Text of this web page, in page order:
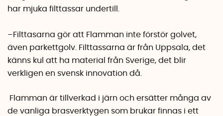
har mjuka filttassar undertill.
–Filttasarna gör att Flamman inte förstör golvet,
även parkettgolv. Filttassarna är från Uppsala, det
känns kul att ha material från Sverige, det blir
verkligen en svensk innovation då.
Flamman är tillverkad i järn och ersätter många av
de vanliga brasverktygen som brukar finnas i ett